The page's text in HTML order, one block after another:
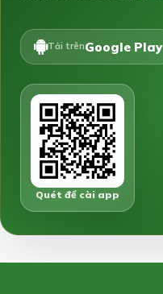
Tải trênGoogle Play
Quét để cài app